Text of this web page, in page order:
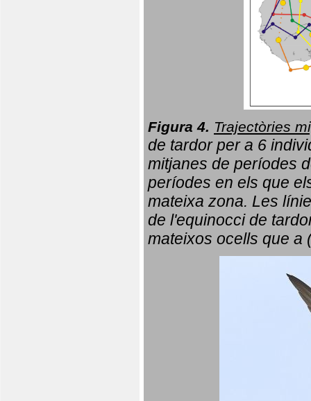
Figura 4. Trajectòries
de tardor per a 6
mitjanes de períodes
períodes en els que
mateixa zona. Les
de l'equinocci de
mateixos ocells que a